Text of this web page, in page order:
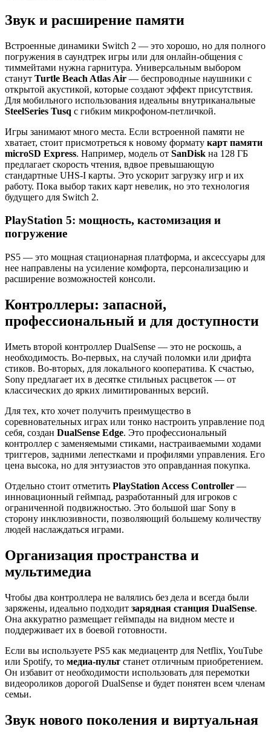
Звук и расширение памяти
Встроенные динамики Switch 2 — это хорошо, но для полного
погружения в саундтрек игры или для онлайн-общения с
тиммейтами нужна гарнитура. Универсальным выбором
станут Turtle Beach Atlas Air — беспроводные наушники с
открытой акустикой, которые создают эффект присутствия.
Для мобильного использования идеальны внутриканальные
SteelSeries Tusq с гибким микрофоном-петличкой.
Игры занимают много места. Если встроенной памяти не
хватает, стоит присмотреться к новому формату карт памяти
microSD Express. Например, модель от SanDisk на 128 ГБ
предлагает скорость чтения, вдвое превышающую
стандартные UHS-I карты. Это ускорит загрузку игр и их
работу. Пока выбор таких карт невелик, но это технология
будущего для Switch 2.
PlayStation 5: мощность, кастомизация и
погружение
PS5 — это мощная стационарная платформа, и аксессуары для
нее направлены на усиление комфорта, персонализацию и
расширение возможностей консоли.
Контроллеры: запасной,
профессиональный и для доступности
Иметь второй контроллер DualSense — это не роскошь, а
необходимость. Во-первых, на случай поломки или дрифта
стиков. Во-вторых, для локального кооператива. К счастью,
Sony предлагает их в десятке стильных расцветок — от
классических до ярких лимитированных версий.
Для тех, кто хочет получить преимущество в
соревновательных играх или тонко настроить управление под
себя, создан DualSense Edge. Это профессиональный
контроллер с заменяемыми стиками, настраиваемыми ходами
триггеров, задними лепестками и профилями управления. Его
цена высока, но для энтузиастов это оправданная покупка.
Отдельно стоит отметить PlayStation Access Controller —
инновационный геймпад, разработанный для игроков с
ограниченной подвижностью. Это большой шаг Sony в
сторону инклюзивности, позволяющий большему количеству
людей наслаждаться играми.
Организация пространства и
мультимедиа
Чтобы два контроллера не валялись без дела и всегда были
заряжены, идеально подходит зарядная станция DualSense.
Она аккуратно размещает геймпады на видном месте и
поддерживает их в боевой готовности.
Если вы используете PS5 как медиацентр для Netflix, YouTube
или Spotify, то медиа-пульт станет отличным приобретением.
Он избавит от необходимости использовать для перемотки
видеороликов дорогой DualSense и будет понятен всем членам
семьи.
Звук нового поколения и виртуальная